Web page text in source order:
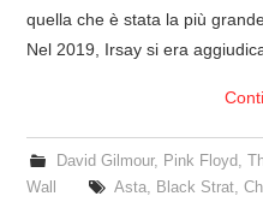
quella che è stata la più
Nel 2019, Irsay si era
David Gilmour, Pink Floyd,
Wall
Asta, Black Strat,